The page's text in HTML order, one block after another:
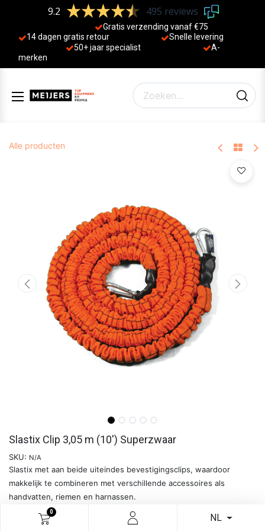
0
NL
9.2 495 reviews
Gratis verzending vanaf €75
14 dagen gratis retour
Sne lle levering
50+ jaar specialist
A-
merken
Alle producten
Slastix Clip 3,05 m (10') Superzwaar
SKU: N/A
Slastix met aan beide uiteindes bevestigingsclips, waardoor
makkelijk te combineren met verschillende accessoires als
handvatten, riemen en harnassen.
Verkrijgbaar in verschillende lengtes en weerstanden.